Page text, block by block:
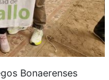
Bonaerenses